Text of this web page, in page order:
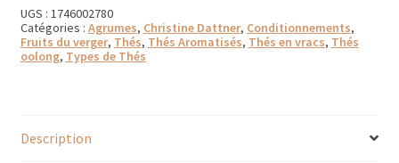
Salle de bain
UGS : 1746002780
Catégories : Agrumes, Christine Dattner, Conditionnements,
Fruits du verger, Thés, Thés Aromatisés, Thés en vracs, Thés
oolong, Types de Thés
Description